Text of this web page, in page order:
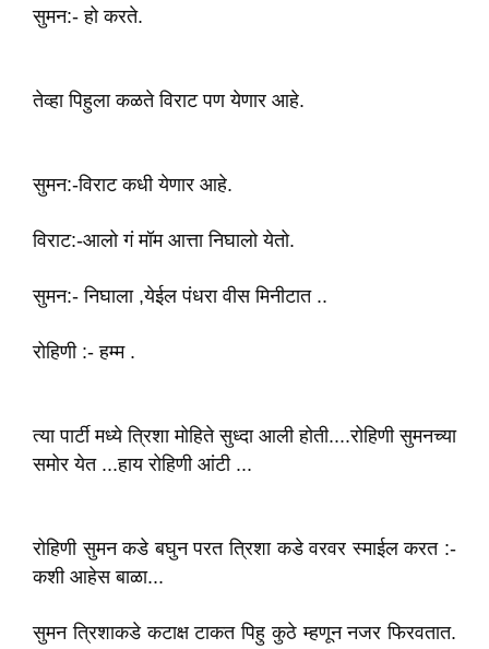
सुमन:- हो करते.
तेव्ह‌ा पिहुला कळते विराट पण येणार आहे.
सुमन:-वि‌राट कधी येणार आहे.
विराट:-आलो गं मॉम आत्ता निघालो येतो.
सुमन:- निघाला ,येईल पंधरा वीस मिनीटात ..
रोहिणी :- हम्म .
त्या पार्टी मध्ये त्रिशा मोहिते सुध्दा आली होती....रोहिणी सुमनच्या
समोर येत ...हाय रोहिणी आंटी ...
रोहिणी सुमन कडे बघुन परत त्रिशा कडे वरवर स्माईल करत :-
कशी आहेस बाळा...
सुमन त्रिशाकडे कटाक्ष टाकत पिहु कुठे म्हणून नजर फिरवतात.